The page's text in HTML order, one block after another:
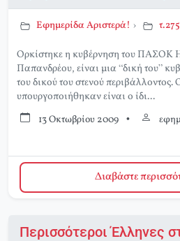
Εφημερίδα Αριστερά! ›
Ορκίστηκε η κυβέρνηση του ΠΑΣΟΚ
Παπανδρέου, είναι μια “δική του”
του δικού του στενού περιβάλλοντος.
υπουργοποιήθηκαν είναι ο ίδι...
13 Οκτωβρίου 2009 •
Διαβάστε
Περισσότεροι Έλληνες